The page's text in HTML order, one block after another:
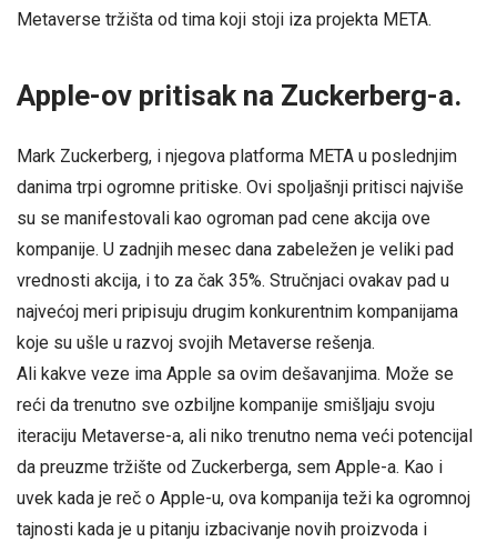
Metaverse tržišta od tima koji stoji iza projekta META.
Apple-ov pritisak na Zuckerberg-a.
Mark Zuckerberg, i njegova platforma META u poslednjim
danima trpi ogromne pritiske. Ovi spoljašnji pritisci najviše
su se manifestovali kao ogroman pad cene akcija ove
kompanije. U zadnjih mesec dana zabeležen je veliki pad
vrednosti akcija, i to za čak 35%. Stručnjaci ovakav pad u
najvećoj meri pripisuju drugim konkurentnim kompanijama
koje su ušle u razvoj svojih Metaverse rešenja.
Ali kakve veze ima Apple sa ovim dešavanjima. Može se
reći da trenutno sve ozbiljne kompanije smišljaju svoju
iteraciju Metaverse-a, ali niko trenutno nema veći potencijal
da preuzme tržište od Zuckerberga, sem Apple-a. Kao i
uvek kada je reč o Apple-u, ova kompanija teži ka ogromnoj
tajnosti kada je u pitanju izbacivanje novih proizvoda i